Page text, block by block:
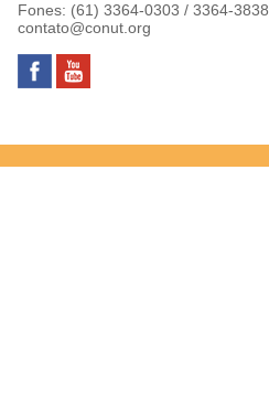
Fones: (61) 3364-0303 / 3364-3838
contato@conut.org